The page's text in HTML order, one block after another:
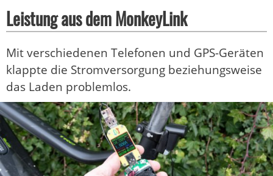
Leistung aus dem MonkeyLink
Mit verschiedenen Telefonen und GPS-Geräten
klappte die Stromversorgung beziehungsweise
das Laden problemlos.